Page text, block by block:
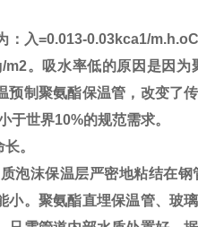
入=0.013-0.03kca1/
。吸水率低的原因是因
预制聚氨酯保温管，改变了
于世界10%的规范需求。
。
泡沫保温层严密地粘结在
小。聚氨酯直埋保温管、玻